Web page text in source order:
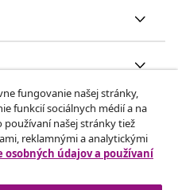
fungovanie našej stránky,
funkcií sociálnych médií a na
našej stránky tiež
reklamnými a analytickými
osobných údajov a používaní